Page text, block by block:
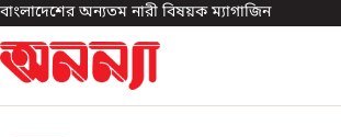
বাংলাদেশের অন্যতম নারী বিষয়ক ম্যাগাজিন